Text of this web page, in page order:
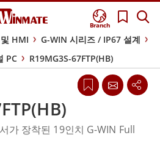
Branch
HMI
G-WIN 시리즈 / IP67 설계
PC
R19MG3S-67FTP(HB)
가 장착된 19인치 G-WIN Full